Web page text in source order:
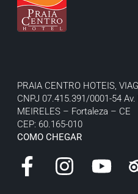
PRAIA CENTRO HOTEIS,
CNPJ 07.415.391/0001-54
MEIRELES – Fortaleza – CE
CEP: 60.165-010
COMO CHEGAR